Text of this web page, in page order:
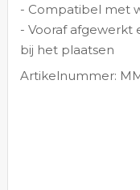
- Compatibel met
- Vooraf
bij het plaatsen
Artikelnummer: